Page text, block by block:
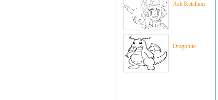
Ash Ketchum
Dragonite